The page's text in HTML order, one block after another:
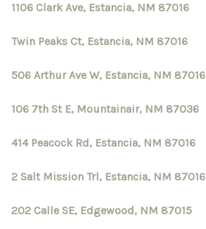
1106 Clark Ave, Estancia, NM 87016
Twin Peaks Ct, Estancia, NM 87016
506 Arthur Ave W, Estancia, NM 87016
106 7th St E, Mountainair, NM 87036
414 Peacock Rd, Estancia, NM 87016
2 Salt Mission Trl, Estancia, NM 87016
202 Calle SE, Edgewood, NM 87015